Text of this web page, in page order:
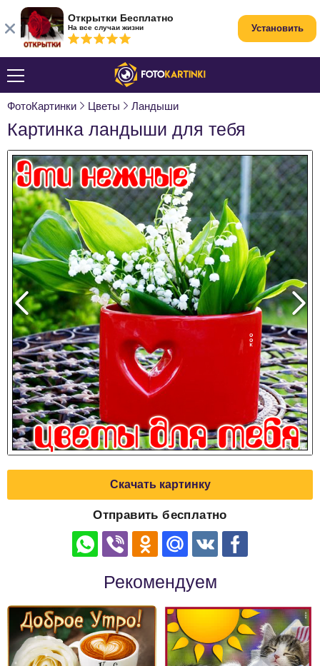
ФотоКартинки Цветы Ландыши
Картинка ландыши для тебя
Скачать картинку
Отправить бесплатно
Рекомендуем
Открытки Бесплатно
На все случаи жизни Установить